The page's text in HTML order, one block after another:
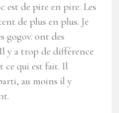
est de pire en pire. Les
de plus en plus. Je
gogov. ont des
y a trop de différence
ce qui est fait. Il
au moins il y